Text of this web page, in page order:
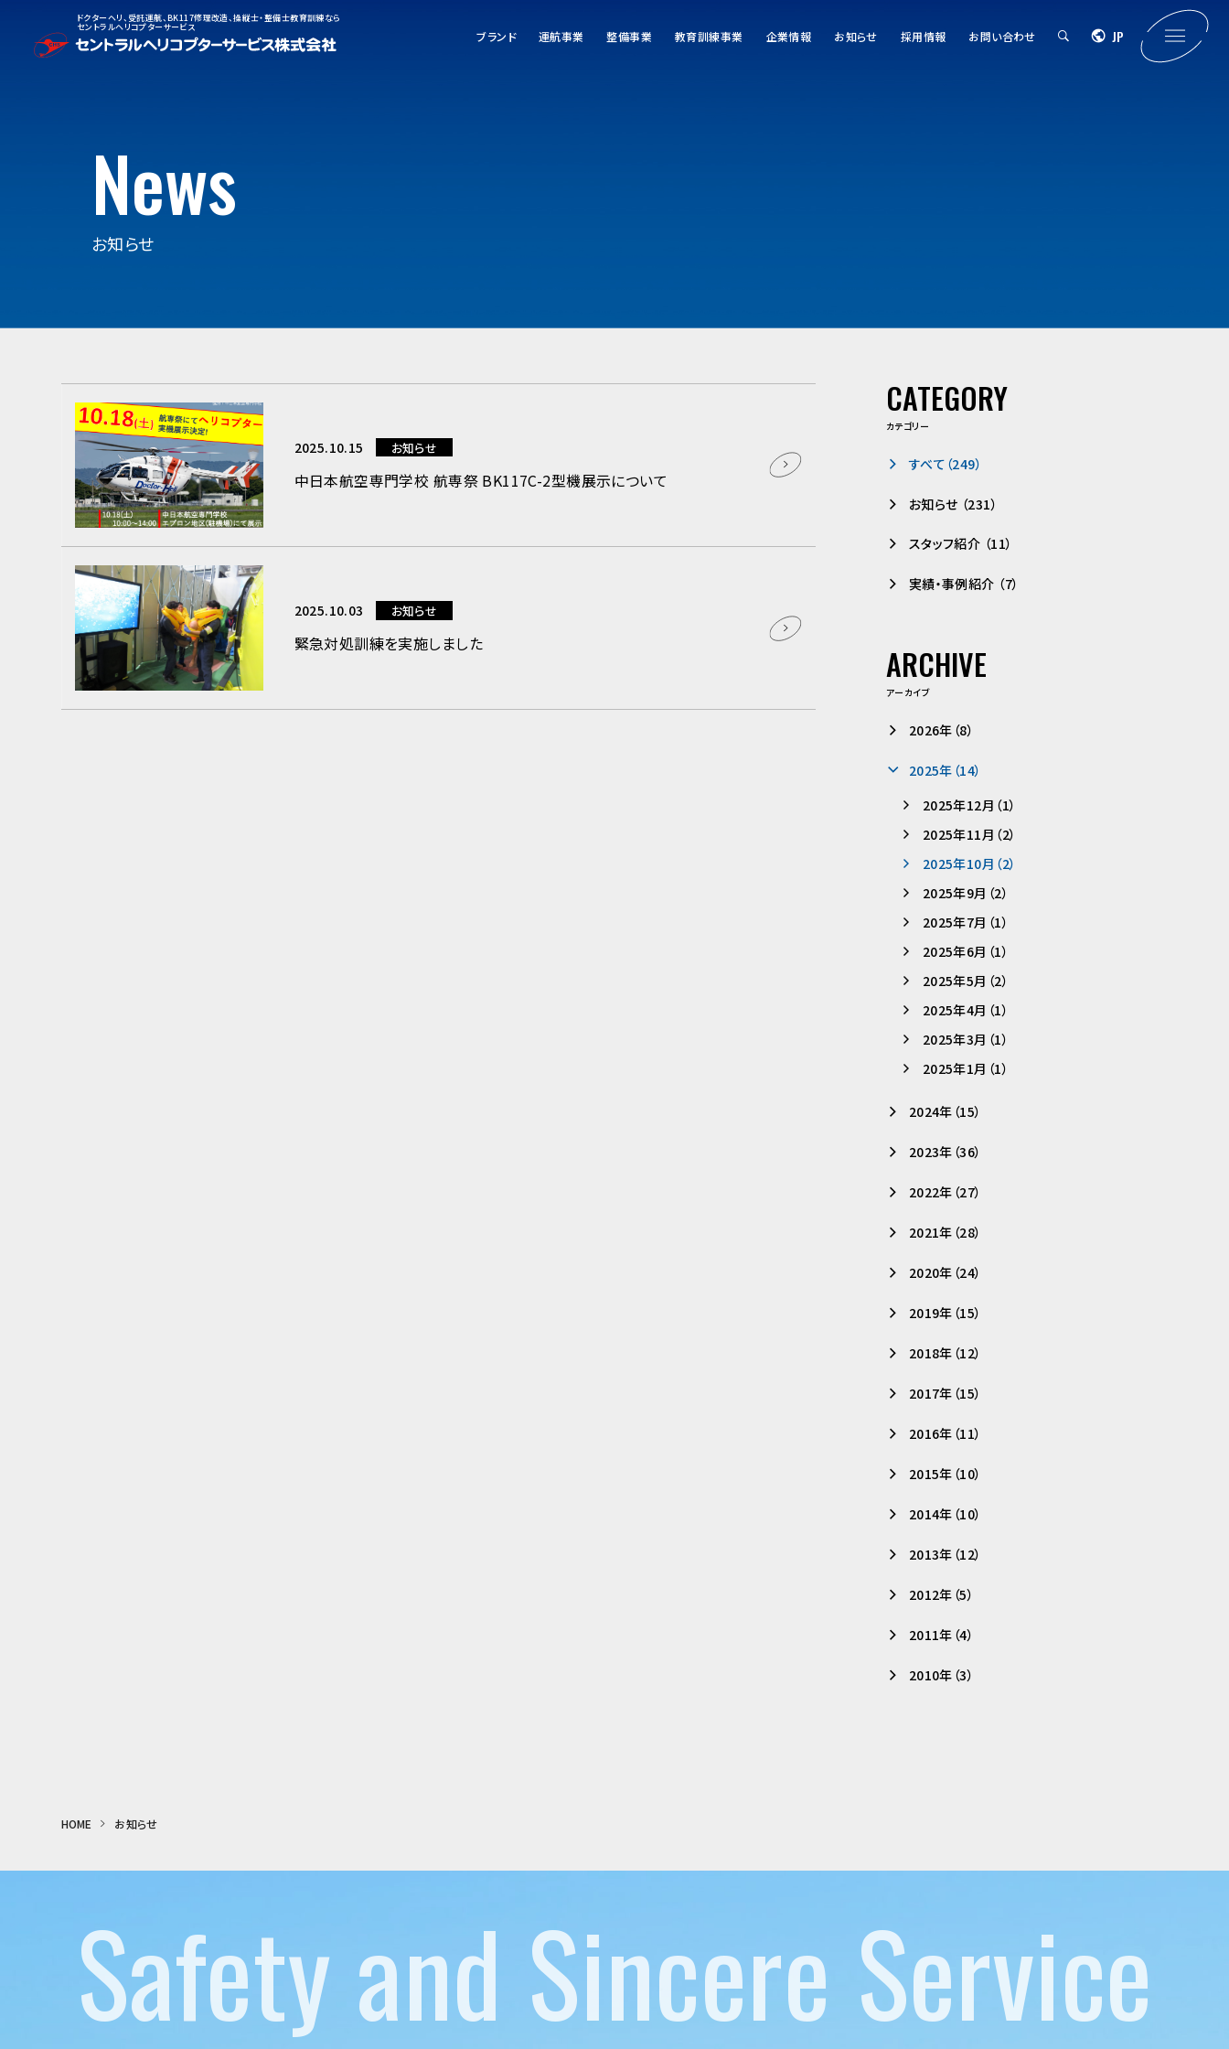
ドクターヘリ、受託運航、BK117修理改造、操縦士・整備士教育訓練なら
セントラルヘリコプターサービス
ブランド 運航事業 整備事業 教育訓練事業 企業情報 お知らせ 採用情報 お問い合わせ JP
News
お知らせ
2025.10.15 お知らせ
中日本航空専門学校 航専祭 BK117C-2型機展示について
2025.10.03 お知らせ
緊急対処訓練を実施しました
CATEGORY
カテゴリー
すべて（249）
お知らせ （231）
スタッフ紹介 （11）
実績・事例紹介 （7）
ARCHIVE
アーカイブ
2026年（8）
2025年（14）
2025年12月（1）
2025年11月（2）
2025年10月（2）
2025年9月（2）
2025年7月（1）
2025年6月（1）
2025年5月（2）
2025年4月（1）
2025年3月（1）
2025年1月（1）
2024年（15）
2023年（36）
2022年（27）
2021年（28）
2020年（24）
2019年（15）
2018年（12）
2017年（15）
2016年（11）
2015年（10）
2014年（10）
2013年（12）
2012年（5）
2011年（4）
2010年（3）
HOME お知らせ
Safety and Sincere Service